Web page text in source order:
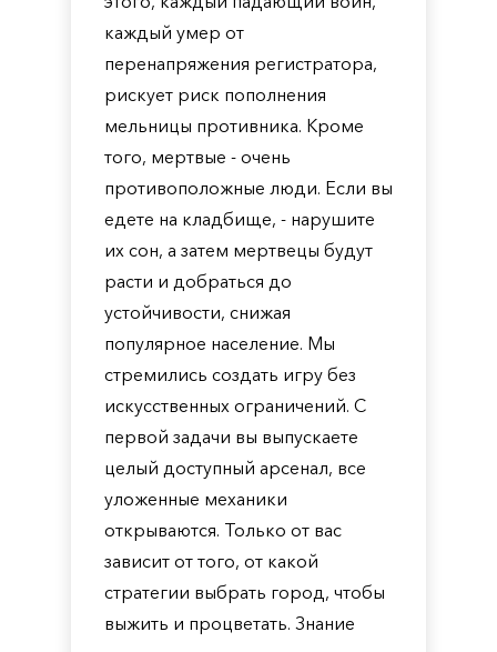
каждый умер от
перенапряжения регистратора,
рискует риск пополнения
мельницы противника. Кроме
того, мертвые - очень
противоположные люди. Если вы
едете на кладбище, - нарушите
их сон, а затем мертвецы будут
расти и добраться до
устойчивости, снижая
популярное население. Мы
стремились создать игру без
искусственных ограничений. С
первой задачи вы выпускаете
целый доступный арсенал, все
уложенные механики
открываются. Только от вас
зависит от того, от какой
стратегии выбрать город, чтобы
выжить и процветать. Знание